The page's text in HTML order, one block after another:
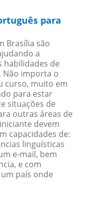
para
Brasília são
a
habilidades de
Não importa o
curso, muito em
para estar
situações de
outras áreas de
devem
capacidades de:
linguísticas
e-mail, bem
e com
país onde